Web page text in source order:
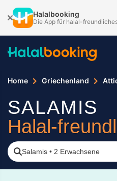
Halalbooking
Die App für halal-
Home Griechenland
SALAMIS
Halal-
Salamis • 2 Erwachsene